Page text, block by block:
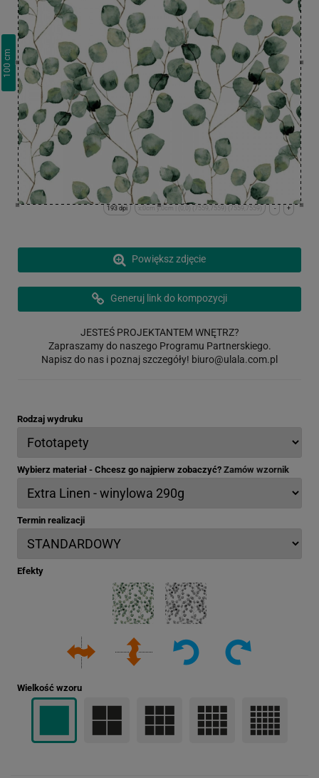
100
cm
+
-
x:0cm y:0cm | (0,0) (7559,7559) (7559,7559)
193 dpi
Powiększ zdjęcie
Generuj link do kompozycji
JESTEŚ PROJEKTANTEM WNĘTRZ?
Zapraszamy do naszego Programu Partnerskiego.
Napisz do nas i poznaj szczegóły! biuro@ulala.com.pl
Rodzaj wydruku
Wybierz materiał - Chcesz go najpierw zobaczyć? Zamów wzornik
Termin realizacji
Efekty
Wielkość wzoru